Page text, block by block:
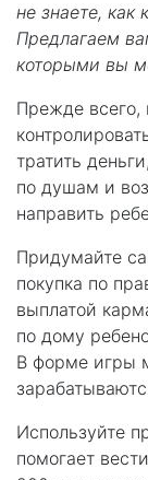
не знаете, как
Предлагаем
которыми вы
Прежде всего,
тратить
по душам и
направить
Придумайте
покупка по
выплатой
по дому
В форме игры
Используйте
помогает